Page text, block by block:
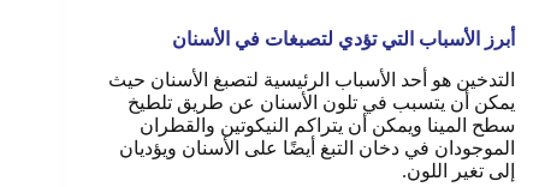
أبرز الأسباب التي تؤدي لتصبغات في الأسنان
التدخين هو أحد الأسباب الرئيسية لتصبغ الأسنان حيث
يمكن أن يتسبب في تلون الأسنان عن طريق تلطيخ
سطح المينا ويمكن أن يتراكم النيكوتين والقطران
الموجودان في دخان التبغ أيضًا على الأسنان ويؤديان
إلى تغير اللون.